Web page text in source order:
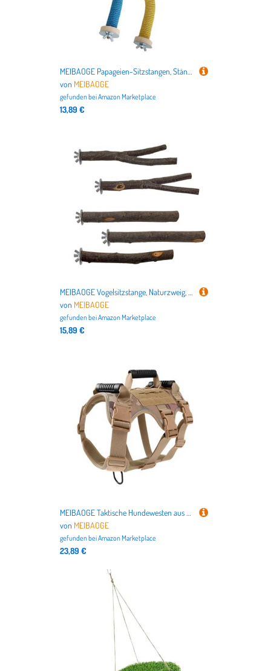
MEIBAOGE Papageien-Sitzstangen, Ständer, Käfig, Papageien-Trainingsspielzeug, Käfig, langlebig, Baumwollseil, Spielzeug für Übung, Training, Zweige
von MEIBAOGE
gefunden beiAmazon Marketplace
13,89 €
MEIBAOGE Vogelsitzstange, Naturzweig, Backenzeigen-Ständer für Papageien, Sittiche, Schleifkratzer für kleine Papageien, Spielzeug
von MEIBAOGE
gefunden beiAmazon Marketplace
15,89 €
MEIBAOGE Taktische Hundewesten aus Nylon, für Training und Outdoor-Aktivitäten
von MEIBAOGE
gefunden beiAmazon Marketplace
23,89 €